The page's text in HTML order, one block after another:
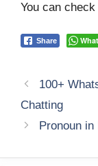
You can check
Share
100+
Chatting
Pronoun